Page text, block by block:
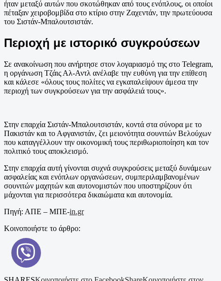
ήταν μεταξύ αυτών που σκοτώθηκαν από τους ενόπλους, οι οποίοι
πέταξαν χειροβομβίδα στο κτίριο στην Ζαχεντάν, την πρωτεύουσα
του Σιστάν-Μπαλουτσιστάν.
Περιοχή με ιστορικό συγκρούσεων
Σε ανακοίνωση που ανήρτησε στον λογαριασμό της στο Telegram,
η οργάνωση Τζάις Αλ-Αντλ ανέλαβε την ευθύνη για την επίθεση
και κάλεσε «όλους τους πολίτες να εγκαταλείψουν άμεσα την
περιοχή των συγκρούσεων για την ασφάλειά τους».
Στην επαρχία Σιστάν-Μπαλουτσιστάν, κοντά στα σύνορα με το
Πακιστάν και το Αφγανιστάν, ζει μειονότητα σουνιτών Βελούχων
που καταγγέλλουν την οικονομική τους περιθωριοποίηση και τον
πολιτικό τους αποκλεισμό.
Στην επαρχία αυτή γίνονται συχνά συγκρούσεις μεταξύ δυνάμεων
ασφαλείας και ενόπλων οργανώσεων, συμπεριλαμβανομένων
σουνιτών μαχητών και αυτονομιστών που υποστηρίζουν ότι
μάχονται για περισσότερα δικαιώματα και αυτονομία.
Πηγή: ΑΠΕ – ΜΠΕ-in.gr
Κοινοποιήστε το άρθρο: